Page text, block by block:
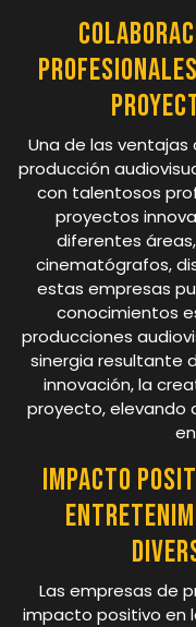
Una de las
producción
con talentosos
proyectos
diferentes
cinematógrafos,
estas empresas
conocimientos
producciones
sinergia resultante
innovación, la
proyecto, elevando
Impacto
Las empresas de
impacto positivo en